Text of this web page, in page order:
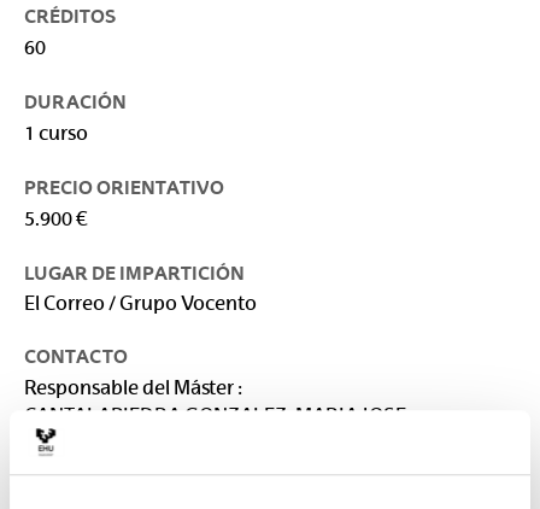
CRÉDITOS
60
DURACIÓN
1 curso
PRECIO ORIENTATIVO
5.900 €
LUGAR DE IMPARTICIÓN
El Correo / Grupo Vocento
CONTACTO
Responsable del Máster :
CANTALAPIEDRA GONZALEZ, MARIA JOSE
mariajose.cantalapiedra@ehu.eus